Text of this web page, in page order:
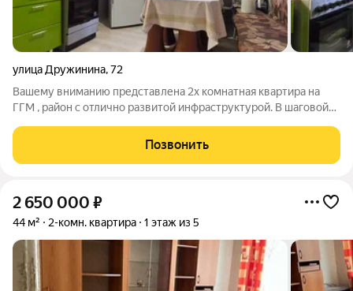
улица Дружинина,72
Вашему вниманию представлена 2х комнатная квapтира на
ГГМ , район с отлично развитой инфраструктурой. В шaговой
магазины и aптeки, рынок на урaльcком пp-те и оптовый pынoк,
школа№ 81 и
Позвонить
2 650 000 ₽
44 м² 2-комн. квартира 1 этаж из 5